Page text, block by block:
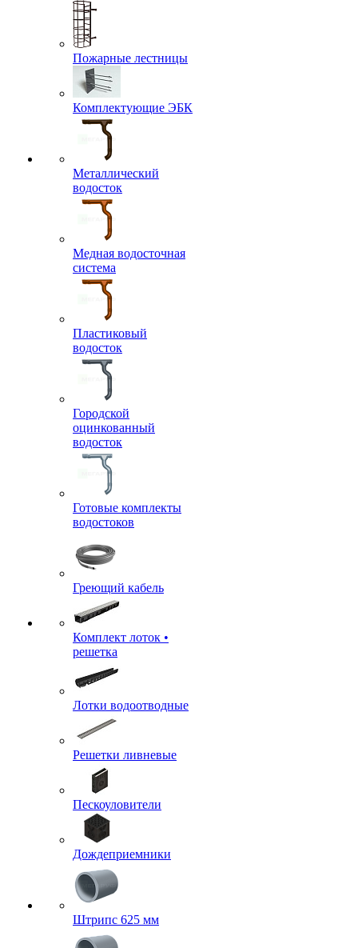
Пожарные лестницы
Комплектующие ЭБК
Металлический
водосток
Медная водосточная
система
Пластиковый
водосток
Городской
оцинкованный
водосток
Готовые комплекты
водостоков
Греющий кабель
Комплект лоток •
решетка
Лотки водоотводные
Решетки ливневые
Пескоуловители
Дождеприемники
Штрипс 625 мм